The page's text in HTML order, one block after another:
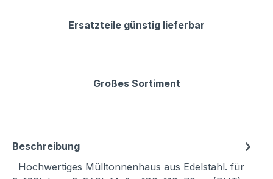
Ersatzteile günstig lieferbar
Großes Sortiment
Beschreibung
Hochwertiges Mülltonnenhaus aus Edelstahl. für